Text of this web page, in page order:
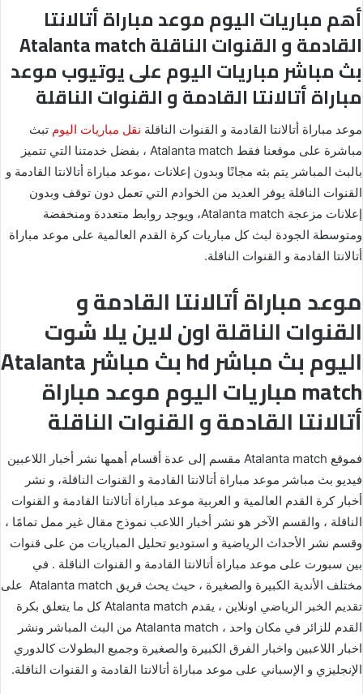
أهم مباريات اليوم موعد مباراة أتالانتا
القادمة و القنوات الناقلة Atalanta match
بث مباشر مباريات اليوم على يوتيوب موعد
مباراة أتالانتا القادمة و القنوات الناقلة
موعد مباراة أتالانتا القادمة و القنوات الناقلة نقل مباريات اليوم تبث
مباشرة على موقعنا فقط Atalanta match ، بفضل خدمتنا التي تتميز
بالبث المباشر يتم بثه مجانًا وبدون إعلانات ،موعد مباراة أتالانتا القادمة و
القنوات الناقلة يوفر العديد من الخوادم التي تعمل دون توقف وبدون
إعلانات مزعجة Atalanta match، ويوجد روابط متعددة ومنخفضة
ومتوسطة الجودة لبث كل مباريات كرة القدم العالمية على موعد مباراة
أتالانتا القادمة و القنوات الناقلة.
موعد مباراة أتالانتا القادمة و
القنوات الناقلة اون لاين يلا شوت
اليوم بث مباشر hd بث مباشر Atalanta
match مباريات اليوم موعد مباراة
أتالانتا القادمة و القنوات الناقلة
فموقع Atalanta match مقسم إلى عدة أقسام أهمها نشر أخبار اللاعبين
فيديو بث مباشر موعد مباراة أتالانتا القادمة و القنوات الناقلة، و نشر
أخبار كرة القدم العالمية و العربية موعد مباراة أتالانتا القادمة و القنوات
الناقلة ، والقسم الآخر هو نشر أخبار اللاعب نموذج مقال غير ممل تمامًا ،
وقسم نشر الأحداث الرياضية و استوديو تحليل المباريات من على قنوات
بين سبورت على موعد مباراة أتالانتا القادمة و القنوات الناقلة . في
مختلف الأندية الكبيرة والصغيرة ، حيث يحث فريق Atalanta match على
تقديم الخبر الرياضي اونلاين ، يقدم Atalanta match كل ما يتعلق بكرة
القدم للزائر في مكان واحد ، Atalanta match من البث المباشر ونشر
اخبار اللاعبين واخبار الفرق الكبيرة والصغيرة وجميع البطولات كالدوري
الإنجليزي و الإسباني على موعد مباراة أتالانتا القادمة و القنوات الناقلة.